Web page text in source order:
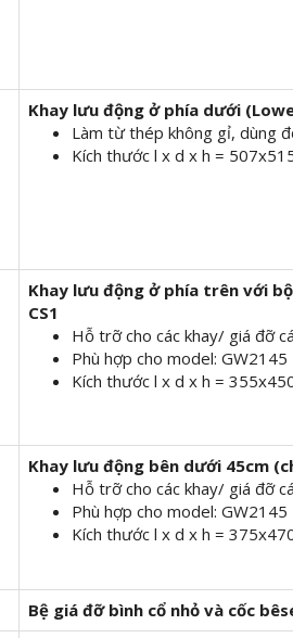
Khay lưu động ở phía dưới
Làm từ thép không gỉ, dùng
Kích thước l x d x h =
Khay lưu động ở phía trên với
CS1
Hỗ trỡ cho các khay/ giá đỡ
Phù hợp cho model: GW2145
Kích thước l x d x h =
Khay lưu động bên dưới 45cm
Hỗ trỡ cho các khay/ giá đỡ
Phù hợp cho model: GW2145
Kích thước l x d x h =
Bệ giá đỡbình cổ nhỏ và cốc